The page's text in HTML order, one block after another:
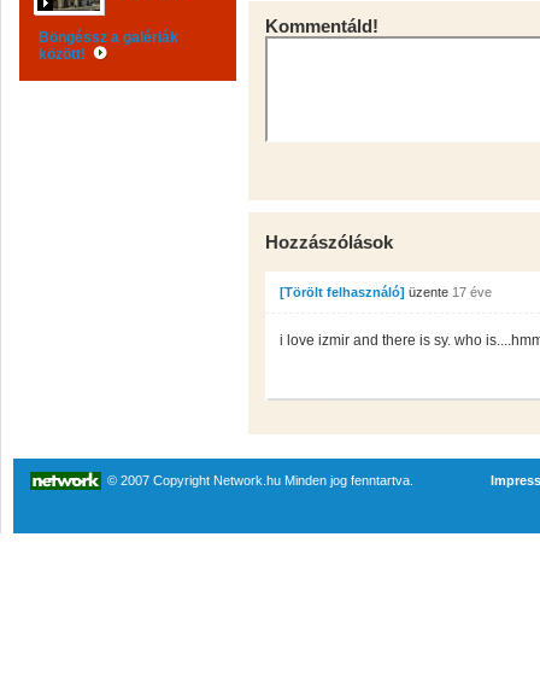
Böngéssz a galériák
között!
Kommentáld!
Hozzászólások
[Törölt felhasználó] üzente 17 éve
i love izmir and there is sy. who
© 2007 Copyright Network.hu Minden jog fenntartva.